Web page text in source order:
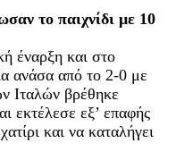
το παιχνίδι με 10
έναρξη και στο
ανάσα από το 2-0 με
Ιταλών βρέθηκε
εκτέλεσε εξ’ επαφής
και να καταλήγει